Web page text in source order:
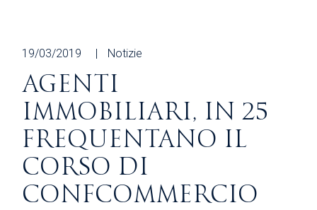
19/03/2019 Notizie
AGENTI
IMMOBILIARI, IN 25
FREQUENTANO IL
CORSO DI
CONFCOMMERCIO